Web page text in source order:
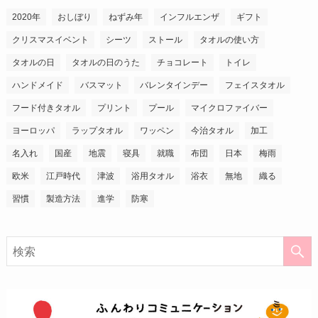
2020年 おしぼり ねずみ年 インフルエンザ ギフト
クリスマスイベント シーツ ストール タオルの使い方
タオルの日 タオルの日のうた チョコレート トイレ
ハンドメイド バスマット バレンタインデー フェイスタオル
フード付きタオル プリント プール マイクロファイバー
ヨーロッパ ラップタオル ワッペン 今治タオル 加工
名入れ 国産 地震 寝具 就職 布団 日本 梅雨
欧米 江戸時代 津波 浴用タオル 浴衣 無地 織る
習慣 製造方法 進学 防寒